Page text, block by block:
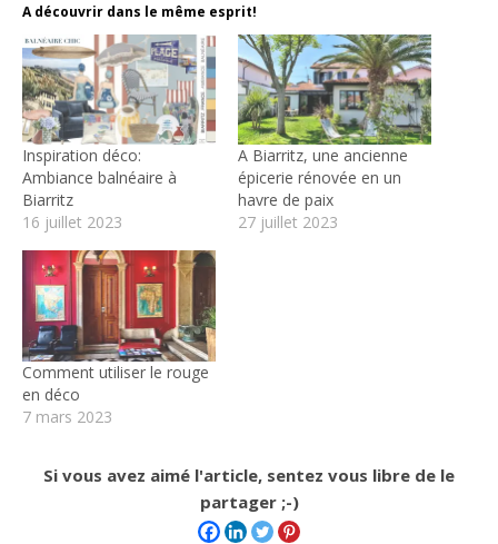
A découvrir dans le même esprit!
Inspiration déco:
Ambiance balnéaire à
Biarritz
16 juillet 2023
A Biarritz, une ancienne
épicerie rénovée en un
havre de paix
27 juillet 2023
Comment utiliser le rouge
en déco
7 mars 2023
Si vous avez aimé l'article, sentez vous libre de le
partager ;-)